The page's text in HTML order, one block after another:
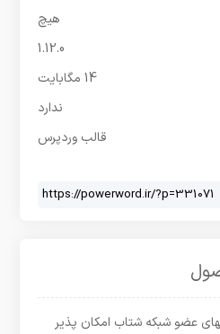
هیچ
1.12.0
14 مگابایت
ندارد
قالب وردپرس
عضو شبکه شتاب امکان پذیر